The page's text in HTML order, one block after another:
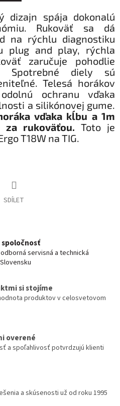
dizajn spája dokonalú
Rukoväť sa dá
na rýchlu diagnostiku
plug and play, rýchla
zaručuje pohodlie
Spotrebné diely sú
Telesá horákov
ochranu vďaka
a silikónovej gume.
vďaka kĺbu a 1m
za rukoväťou. Toto je
T18W na TIG.
SDÍLET
servisná a technická
si stojíme
produktov v celosvetovom
overené
a spoľahlivosť potvrdzujú klienti
a skúsenosti už od roku 1995